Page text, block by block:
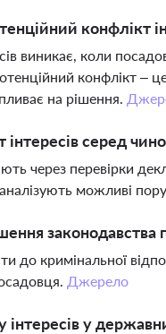
конфлікт
виникає, коли
конфлікт –
на рішення.
серед
через перевірки
можливі
законодавства
кримінальної
Джерело
інтересів у